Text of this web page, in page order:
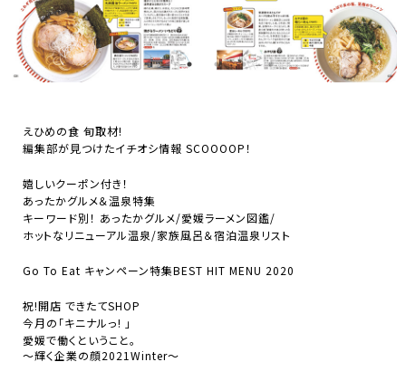
えひめの食 旬取材!
編集部が見つけたイチオシ情報 SCOOOOP！
嬉しいクーポン付き！
あったかグルメ＆温泉特集
キーワード別！ あったかグルメ/愛媛ラーメン図鑑/
ホットなリニューアル温泉/家族風呂＆宿泊温泉リスト
Go To Eat キャンペーン特集BEST HIT MENU 2020
祝!開店 できたてSHOP
今月の「キニナルっ! 」
愛媛で働くということ。
〜輝く企業の顔2021Winter〜